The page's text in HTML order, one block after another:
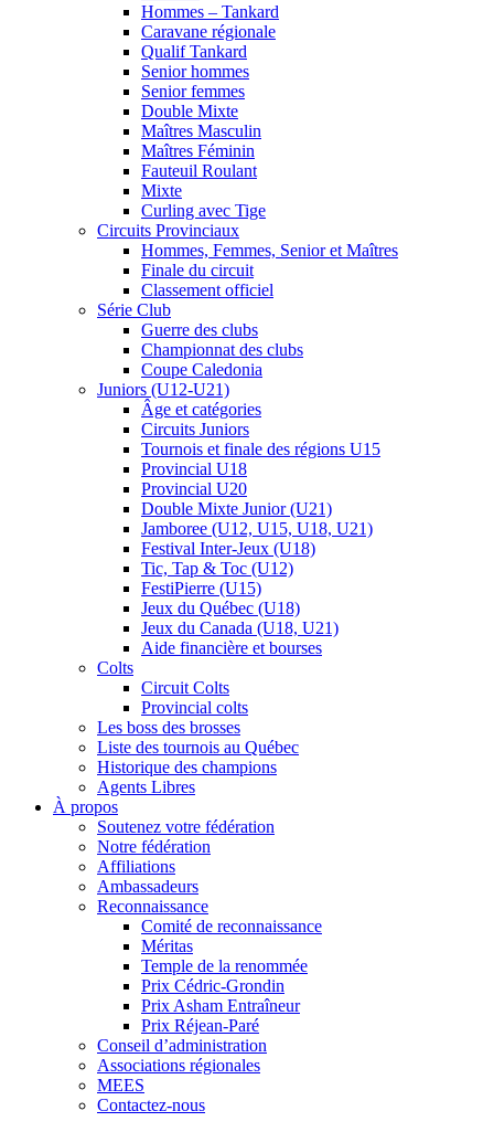
Hommes – Tankard
Caravane régionale
Qualif Tankard
Senior hommes
Senior femmes
Double Mixte
Maîtres Masculin
Maîtres Féminin
Fauteuil Roulant
Mixte
Curling avec Tige
Circuits Provinciaux
Hommes, Femmes, Senior et Maîtres
Finale du circuit
Classement officiel
Série Club
Guerre des clubs
Championnat des clubs
Coupe Caledonia
Juniors (U12-U21)
Âge et catégories
Circuits Juniors
Tournois et finale des régions U15
Provincial U18
Provincial U20
Double Mixte Junior (U21)
Jamboree (U12, U15, U18, U21)
Festival Inter-Jeux (U18)
Tic, Tap & Toc (U12)
FestiPierre (U15)
Jeux du Québec (U18)
Jeux du Canada (U18, U21)
Aide financière et bourses
Colts
Circuit Colts
Provincial colts
Les boss des brosses
Liste des tournois au Québec
Historique des champions
Agents Libres
À propos
Soutenez votre fédération
Notre fédération
Affiliations
Ambassadeurs
Reconnaissance
Comité de reconnaissance
Méritas
Temple de la renommée
Prix Cédric-Grondin
Prix Asham Entraîneur
Prix Réjean-Paré
Conseil d’administration
Associations régionales
MEES
Contactez-nous